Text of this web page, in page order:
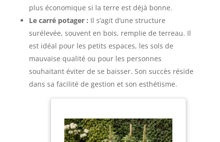
plus économique si la terre est déjà bonne.
Le carré potager : Il s’agit d’une structure
surélevée, souvent en bois, remplie de terreau. Il
est idéal pour les petits espaces, les sols de
mauvaise qualité ou pour les personnes
souhaitant éviter de se baisser. Son succès réside
dans sa facilité de gestion et son esthétisme.